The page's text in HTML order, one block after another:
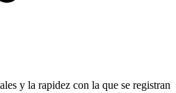
y la rapidez con la que se registran